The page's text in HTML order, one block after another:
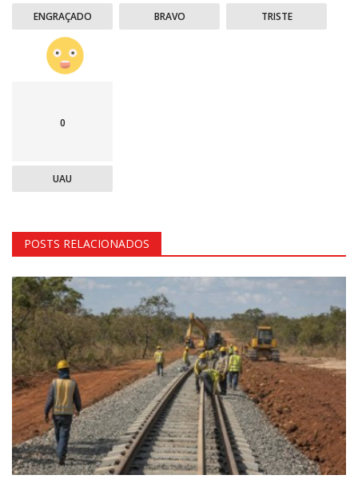
ENGRAÇADO BRAVO TRISTE
0
UAU
POSTS RELACIONADOS